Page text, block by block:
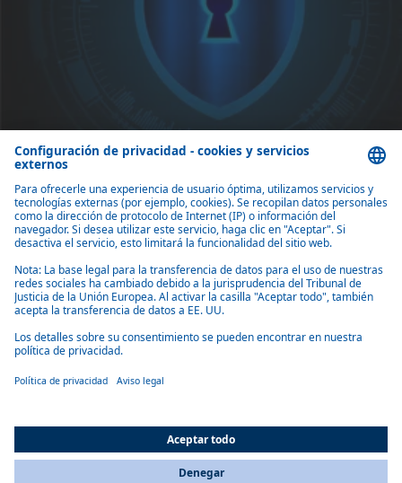
Planificación e implementación de medidas de seguridad informática
Lo que debes llevar contigo
El departamento de TI de Webasto le ofrece emocionantes desafíos y
una amplia gama de tareas. Para tener éxito en esta área, debes tener
ciertas habilidades y cualidades. Aquí te presentamos cuáles son.